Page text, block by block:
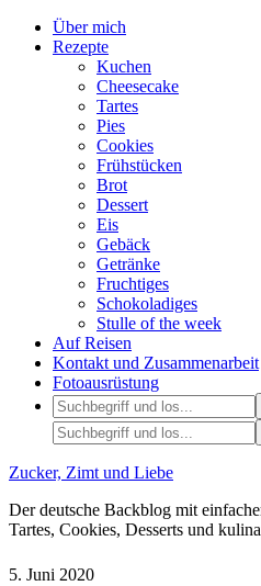
Über mich
Rezepte
Kuchen
Cheesecake
Tartes
Pies
Cookies
Frühstücken
Brot
Dessert
Eis
Gebäck
Getränke
Fruchtiges
Schokoladiges
Stulle of the week
Auf Reisen
Kontakt und Zusammenarbeit
Fotoausrüstung
Zucker, Zimt und Liebe
Der deutsche Backblog mit
Tartes, Cookies, Desserts und
5. Juni 2020